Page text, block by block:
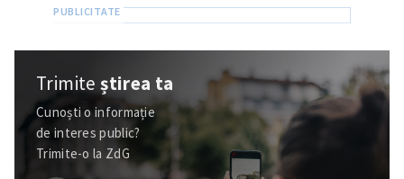
Trimiteștirea ta
Cunoști o informație
de interes public?
Trimite-o la ZdG